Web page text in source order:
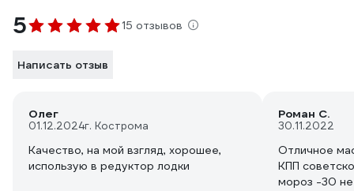
5 15 отзывов
Написать отзыв
Олег
01.12.2024г. Кострома
Качество, на мой взгляд, хорошее,
использую в редуктор лодки
Роман С.
30.11.2022
Отличное
КПП
мороз -30 не